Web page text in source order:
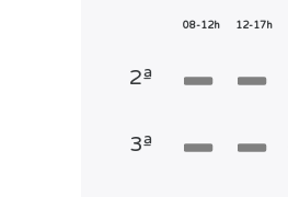
08-12h 12-17h
2ª
3ª